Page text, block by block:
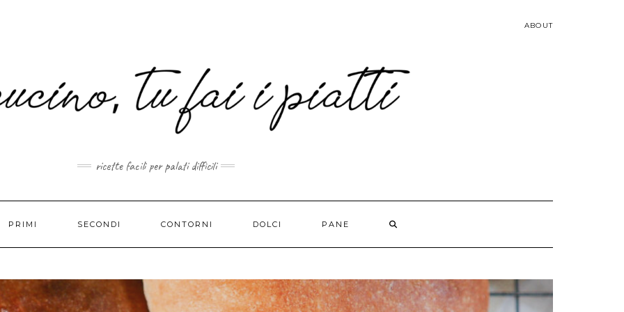
ABOUT
ricette facili per palati difficili
PRIMI SECONDI CONTORNI DOLCI PANE